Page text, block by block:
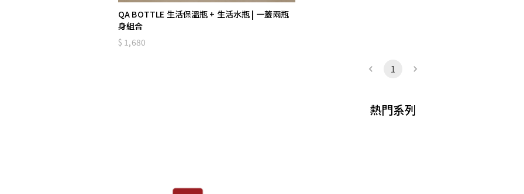
QA BOTTLE 生活保溫瓶 + 生活水瓶 | 一蓋兩瓶
身組合
1,680
1
熱門系列